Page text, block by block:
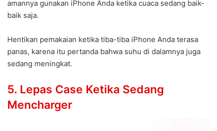
amannya gunakan iPhone Anda ketika cuaca sedang baik-
baik saja.
Hentikan pemakaian ketika tiba-tiba iPhone Anda terasa
panas, karena itu pertanda bahwa suhu di dalamnya juga
sedang meningkat.
5. Lepas Case Ketika Sedang
Mencharger